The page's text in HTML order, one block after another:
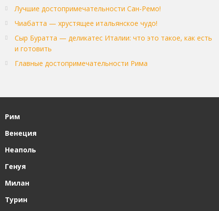
Лучшие достопримечательности Сан-Ремо!
Чиабатта — хрустящее итальянское чудо!
Сыр Буратта — деликатес Италии: что это такое, как есть
и готовить
Главные достопримечательности Рима
Рим
Венеция
Неаполь
Генуя
Милан
Турин